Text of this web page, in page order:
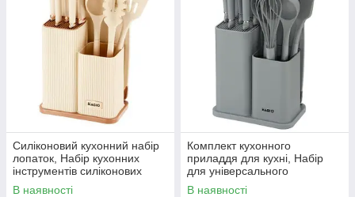
Силіконовий кухонний набір
лопаток, Набір кухонних
інструментів силіконових
приладдя PM-89
В наявності
Комплект кухонного
приладдя для кухні, Набір
для універсального
використання на кухні SE-24
В наявності